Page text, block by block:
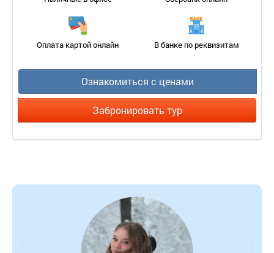
Оплата картой онлайн В банке по реквизитам
Ознакомиться с ценами
Забронировать тур